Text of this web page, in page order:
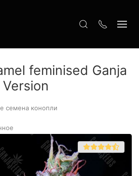
feminised Ganja
семена конопли